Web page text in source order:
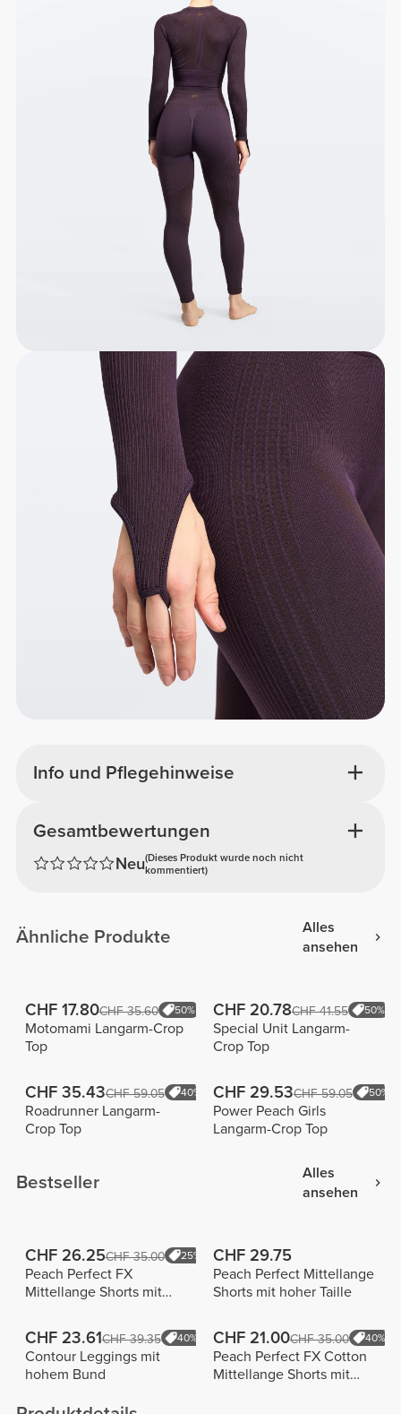
Info und Pflegehinweise
Gesamtbewertungen
Neu(Dieses Produkt wurde noch nicht
kommentiert)
Ähnliche Produkte
Alles
ansehen
CHF 17.80CHF 35.60 50%
Motomami Langarm-Crop
Top
CHF 20.78CHF 41.55 50%
Special Unit Langarm-
Crop Top
CHF 35.43CHF 59.05 40%
Roadrunner Langarm-
Crop Top
CHF 29.53CHF 59.05 50%
Power Peach Girls
Langarm-Crop Top
Bestseller
Alles
ansehen
CHF 26.25CHF 35.00 25%
Peach Perfect FX
Mittellange Shorts mit
CHF 29.75
Peach Perfect Mittellange
Shorts mit hoher Taille
CHF 23.61CHF 39.35 40%
Contour Leggings mit
hohem Bund
CHF 21.00CHF 35.00 40%
Peach Perfect FX Cotton
Mittellange Shorts mit